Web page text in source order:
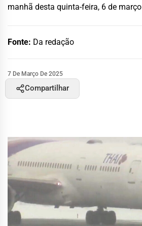
manhã desta quinta-feira, 6 de março
Fonte: Da redação
7 De Março De 2025
Compartilhar